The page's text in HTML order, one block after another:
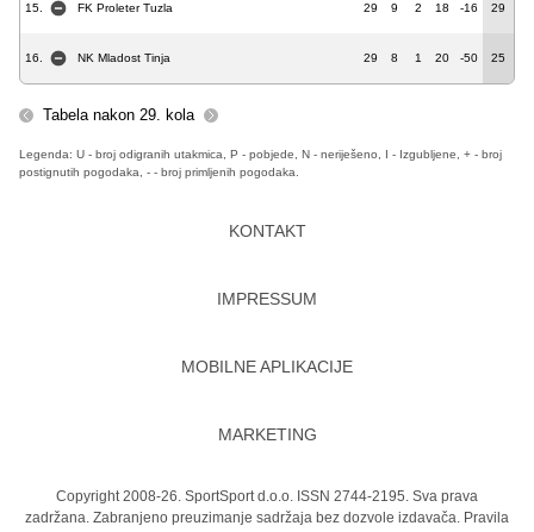
15. FK Proleter Tuzla 29 9 2 18 -16 29
16. NK Mladost Tinja 29 8 1 20 -50 25
Tabela nakon 29. kola
Legenda: U - broj odigranih utakmica, P - pobjede, N - neriješeno, I - Izgubljene, + - broj
postignutih pogodaka, - - broj primljenih pogodaka.
KONTAKT
IMPRESSUM
MOBILNE APLIKACIJE
MARKETING
Copyright 2008-26. SportSport d.o.o. ISSN 2744-2195. Sva prava
zadržana. Zabranjeno preuzimanje sadržaja bez dozvole izdavača. Pravila